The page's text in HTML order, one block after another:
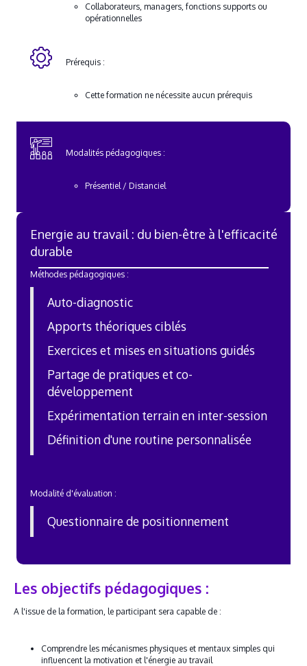
Collaborateurs, managers, fonctions supports ou
opérationnelles
Prérequis :
Cette formation ne nécessite aucun prérequis
Modalités pédagogiques :
Présentiel / Distanciel
Energie au travail : du bien-être à l'efficacité
durable
Méthodes pédagogiques :
Auto-diagnostic
Apports théoriques ciblés
Exercices et mises en situations guidés
Partage de pratiques et co-
développement
Expérimentation terrain en inter-session
Définition d'une routine personnalisée
Modalité d'évaluation :
Questionnaire de positionnement
Les objectifs pédagogiques :
A l'issue de la formation, le participant sera capable de :
Comprendre les mécanismes physiques et mentaux simples qui
influencent la motivation et l'énergie au travail